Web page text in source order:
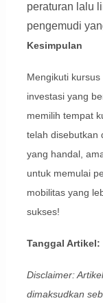
peraturan lalu
pengemudi
Kesimpulan
Mengikuti
investasi yang
memilih tempat
telah disebutkan
yang handal,
untuk memulai
mobilitas yang
sukses!
Tanggal Artikel:
Disclaimer:
dimaksudkan